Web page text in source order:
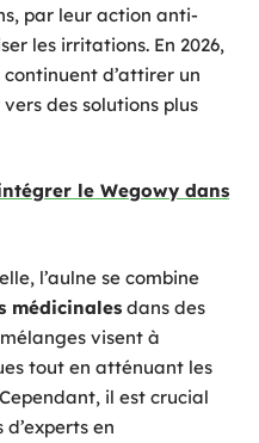
par leur action anti-
les irritations. En 2026,
d’attirer un
des solutions plus
le Wegowy dans
l’aulne se combine
médicinales dans des
visent à
tout en atténuant les
il est crucial
en